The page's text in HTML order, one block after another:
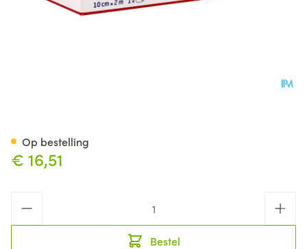
€ 16,51
Bestel
Op bestelling